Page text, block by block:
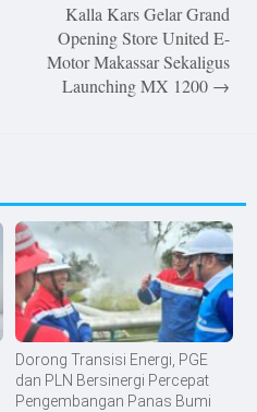
Kalla Kars Gelar Grand
Opening Store United E-
Motor Makassar Sekaligus
Launching MX 1200 →
Dorong Transisi Energi, PGE
dan PLN Bersinergi Percepat
Pengembangan Panas Bumi